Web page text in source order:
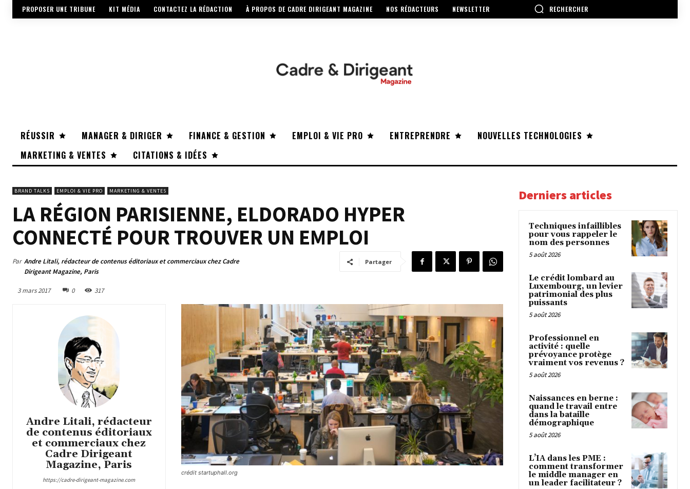
PROPOSER UNE TRIBUNE KIT MÉDIA CONTACTEZ LA RÉDACTION À PROPOS DE CADRE DIRIGEANT MAGAZINE NOS RÉDACTEURS NEWSLETTER RECHERCHER
RÉUSSIR MANAGER & DIRIGER FINANCE & GESTION EMPLOI & VIE PRO ENTREPRENDRE
NOUVELLES TECHNOLOGIES
MARKETING & VENTES
CITATIONS & IDÉES
BRAND TALKS EMPLOI & VIE PRO MARKETING & VENTES
LA RÉGION PARISIENNE, ELDORADO HYPER
CONNECTÉ POUR TROUVER UN EMPLOI
Par Andre Litali, rédacteur de contenus éditoriaux et commerciaux chez Cadre
Dirigeant Magazine, Paris
3 mars 2017 0 317
Partager
Andre Litali, rédacteur
de contenus éditoriaux
et commerciaux chez
Cadre Dirigeant
Magazine, Paris
https://cadre-dirigeant-magazine.com
crédit startuphall.org
Derniers articles
Techniques infaillibles
pour vous rappeler le
nom des personnes
5 août 2026
Le crédit lombard au
Luxembourg, un levier
patrimonial des plus
puissants
5 août 2026
Professionnel en
activité : quelle
prévoyance protège
vraiment vos revenus ?
5 août 2026
Naissances en berne :
quand le travail entre
dans la bataille
démographique
5 août 2026
L’IA dans les PME :
comment transformer
le middle manager en
un leader facilitateur ?